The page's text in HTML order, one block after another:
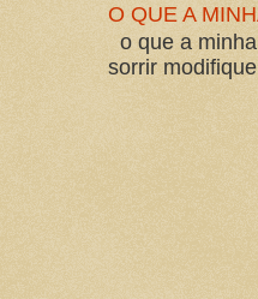
O QUE A
o que a
sorrir